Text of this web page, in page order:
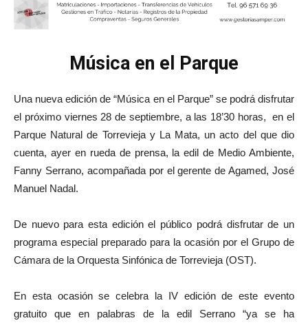
Música en el Parque
Una nueva edición de “Música en el Parque” se podrá disfrutar
el próximo viernes 28 de septiembre, a las 18’30 horas, en el
Parque Natural de Torrevieja y La Mata, un acto del que dio
cuenta, ayer en rueda de prensa, la edil de Medio Ambiente,
Fanny Serrano, acompañada por el gerente de Agamed, José
Manuel Nadal.
De nuevo para esta edición el público podrá disfrutar de un
programa especial preparado para la ocasión por el Grupo de
Cámara de la Orquesta Sinfónica de Torrevieja (OST).
En esta ocasión se celebra la IV edición de este evento
gratuito que en palabras de la edil Serrano “ya se ha